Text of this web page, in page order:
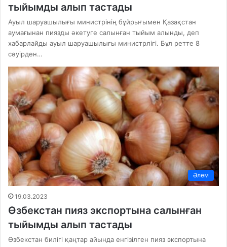
тыйымды алып тастады
Ауыл шаруашылығы министрінің бұйрығымен Қазақстан
аумағынан пиязды әкетуге салынған тыйым алынды, деп
хабарлайды ауыл шаруашылығы министрлігі. Бұл ретте 8
сәуірден…
Әлем
19.03.2023
Өзбекстан пияз экспортына салынған
тыйымды алып тастады
Өзбекстан билігі қаңтар айында енгізілген пияз экспортына